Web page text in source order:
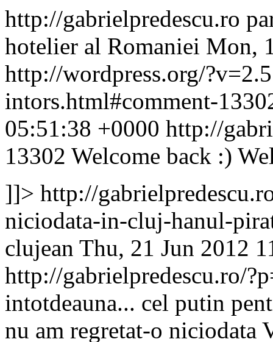
http://gabrielpredescu.ro
hotelier al Romaniei Mon,
http://wordpress.org/?v=2.5
intors.html#comment-
05:51:38 +0000 http://
13302 Welcome back :)
]]> http://
niciodata-in-cluj-hanul-
clujean Thu, 21 Jun 2012
http://gabrielpredescu.ro/
intotdeauna... cel putin
nu am regretat-o niciodata